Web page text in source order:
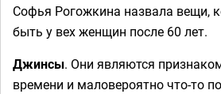
Софья Рогожкина назвала вещи,
быть у вех женщин после 60 лет.
Джинсы. Они являются
времени и маловероятно что-то